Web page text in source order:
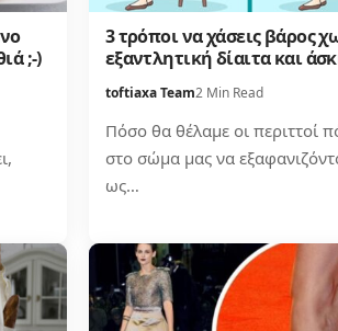
;-)
3 τρόποι να χάσεις βάρος
εξαντλητική δίαιτα και
toftiaxa Team2 Min Read
Πόσο θα θέλαμε οι περιττοί
στο σώμα μας να
ως…